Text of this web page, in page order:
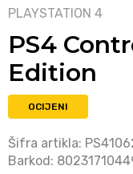
PLAYSTATION 4
PS4
Edition
OCIJENI
Šifra artikla:
Barkod: